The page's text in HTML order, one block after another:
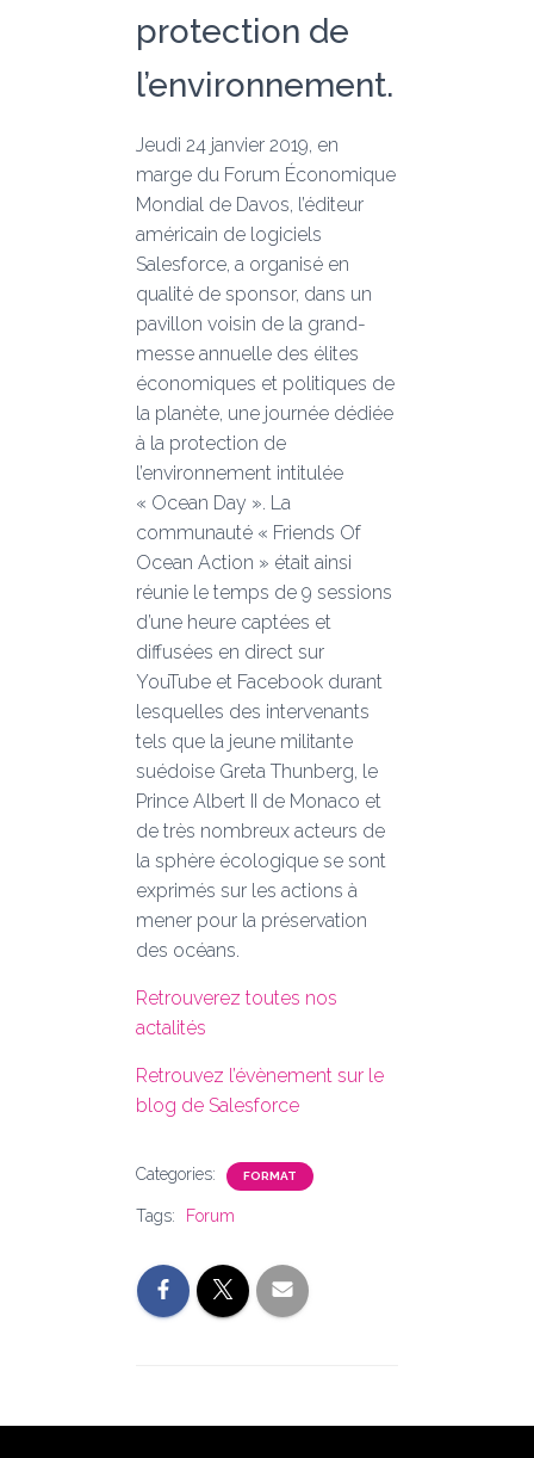
protection de
l’environnement.
Jeudi 24 janvier 2019, en
marge du Forum Économique
Mondial de Davos, l’éditeur
américain de logiciels
Salesforce, a organisé en
qualité de sponsor, dans un
pavillon voisin de la grand-
messe annuelle des élites
économiques et politiques de
la planète, une journée dédiée
à la protection de
l’environnement intitulée
« Ocean Day ». La
communauté « Friends Of
Ocean Action » était ainsi
réunie le temps de 9 sessions
d’une heure captées et
diffusées en direct sur
YouTube et Facebook durant
lesquelles des intervenants
tels que la jeune militante
suédoise Greta Thunberg, le
Prince Albert II de Monaco et
de très nombreux acteurs de
la sphère écologique se sont
exprimés sur les actions à
mener pour la préservation
des océans.
Retrouverez toutes nos
actalités
Retrouvez l’évènement sur le
blog de Salesforce
Categories: FORMAT
Tags: Forum